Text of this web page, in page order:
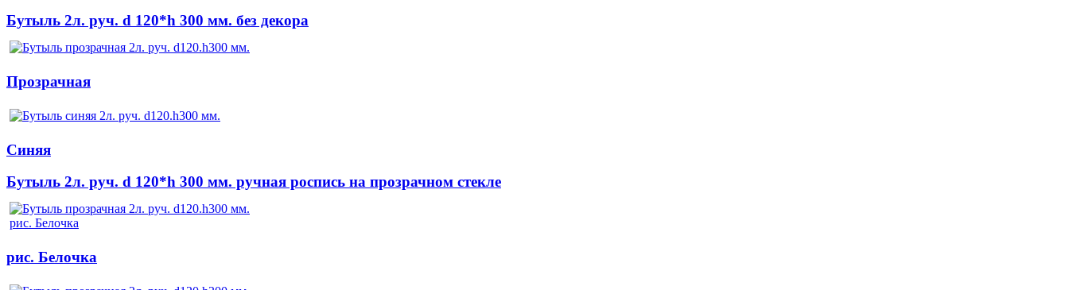
Бутыль 2л. руч. d 120*h 300 мм. без декора
Прозрачная
Синяя
Бутыль 2л. руч. d 120*h 300 мм. ручная роспись на прозрачном стекле
рис. Белочка